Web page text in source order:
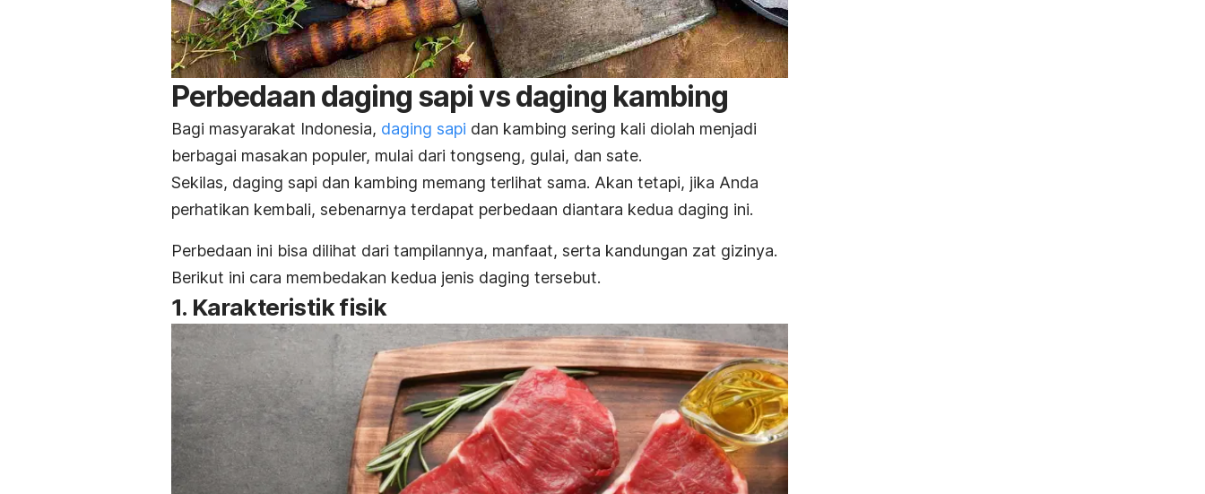
Perbedaan daging sapi vs daging kambing
Bagi masyarakat Indonesia, daging sapi dan kambing sering kali diolah menjadi
berbagai masakan populer, mulai dari tongseng, gulai, dan sate.
Sekilas, daging sapi dan kambing memang terlihat sama. Akan tetapi, jika Anda
perhatikan kembali, sebenarnya terdapat perbedaan diantara kedua daging ini.
Perbedaan ini bisa dilihat dari tampilannya, manfaat, serta kandungan zat gizinya.
Berikut ini cara membedakan kedua jenis daging tersebut.
1. Karakteristik fisik